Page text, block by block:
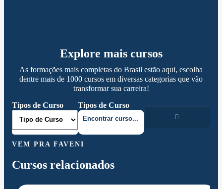
Explore mais cursos
As formações mais completas do Brasil estão aqui, escolha
dentre mais de 1000 cursos em diversas categorias que vão
transformar sua carreira!
Tipos de Curso
Tipos de Curso
VEM PRA FAVENI
Cursos relacionados